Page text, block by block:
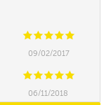
CCCCC
09/02/2017
CCCCC
06/11/2018